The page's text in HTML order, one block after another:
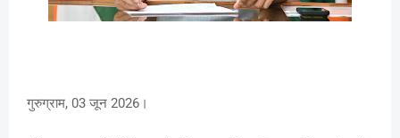
गुरुग्राम, 03 जून 2026।